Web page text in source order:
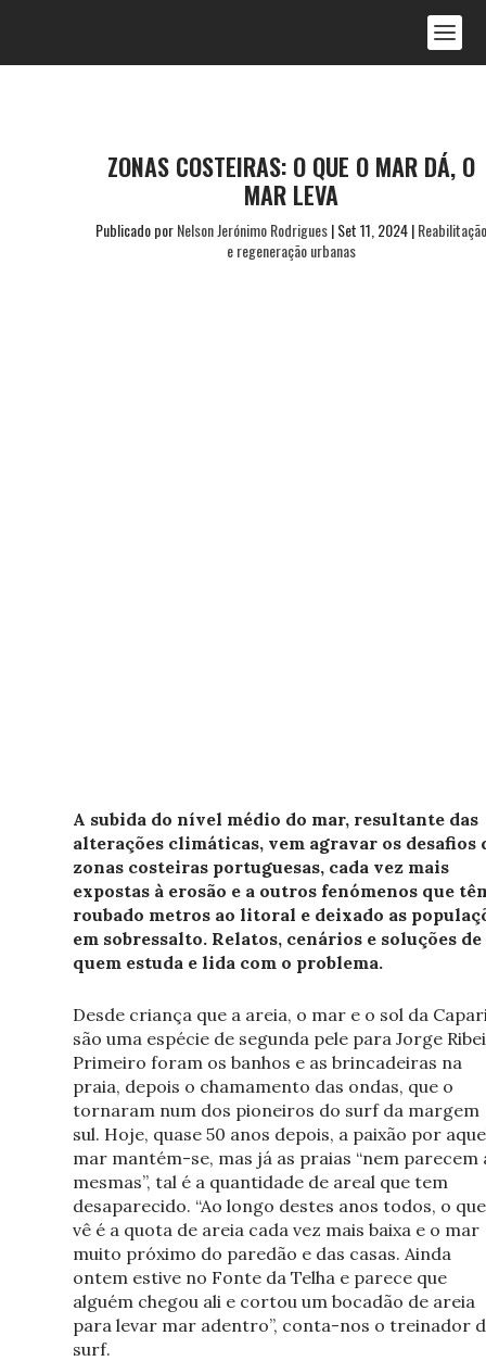
ZONAS COSTEIRAS: O QUE O MAR DÁ, O
MAR LEVA
Publicado porNelson Jerónimo Rodrigues|Set 11, 2024|Reabilitação
e regeneração urbanas
A subida do nível médio do mar, resultante das
alterações climáticas, vem agravar os desafios
zonas costeiras portuguesas, cada vez mais
expostas à erosão e a outros fenómenos que
roubado metros ao litoral e deixado as
em sobressalto. Relatos, cenários e soluções de
quem estuda e lida com o problema.
Desde criança que a areia, o mar e o sol da
são uma espécie de segunda pele para Jorge
Primeiro foram os banhos e as brincadeiras na
praia, depois o chamamento das ondas, que o
tornaram num dos pioneiros do surf da margem
sul. Hoje, quase 50 anos depois, a paixão por
mar mantém-se, mas já as praias “nem parecem
mesmas”, tal é a quantidade de areal que tem
desaparecido. “Ao longo destes anos todos, o
vê é a quota de areia cada vez mais baixa e o mar
muito próximo do paredão e das casas. Ainda
ontem estive no Fonte da Telha e parece que
alguém chegou ali e cortou um bocadão de areia
para levar mar adentro”, conta-nos o treinador
surf.